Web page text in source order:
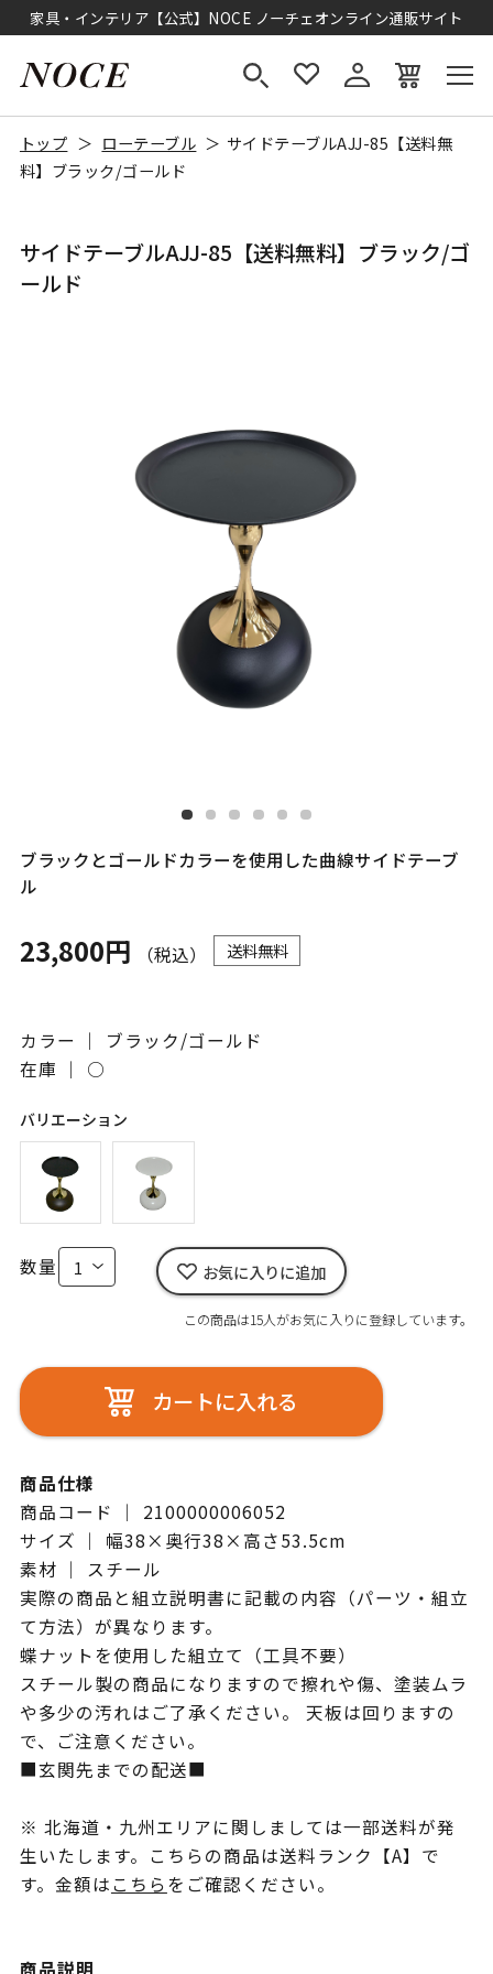
家具・インテリア【公式】NOCE ノーチェオンライン通販サイト
トップ ローテーブル
サイドテーブルAJJ-85【送料無
料】ブラック/ゴールド
サイドテーブルAJJ-85【送料無料】ブラック/ゴ
ールド
ブラックとゴールドカラーを使用した曲線サイドテーブ
ル
23,800円 （税込） 送料無料
カラー ｜ ブラック/ゴールド
在庫 ｜ ○
バリエーション
数量 お気に入りに追加
この商品は15人がお気に入りに登録しています。
カートに入れる
商品仕様
商品コード ｜ 2100000006052
サイズ ｜ 幅38×奥行38×高さ53.5cm
素材 ｜ スチール
実際の商品と組立説明書に記載の内容（パーツ・組立
て方法）が異なります。
蝶ナットを使用した組立て（工具不要）
スチール製の商品になりますので擦れや傷、塗装ムラ
や多少の汚れはご了承ください。 天板は回りますの
で、ご注意ください。
■玄関先までの配送■
※ 北海道・九州エリアに関しましては一部送料が発
生いたします。こちらの商品は送料ランク【A】で
す。金額はこちらをご確認ください。